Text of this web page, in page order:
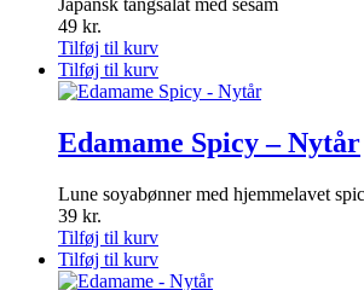
49 kr.
Tilføj til kurv
Tilføj til kurv
Edamame Spicy – Nytår
Lune soyabønner med hjemmelavet
39 kr.
Tilføj til kurv
Tilføj til kurv